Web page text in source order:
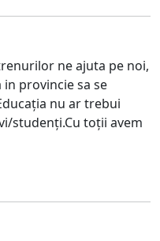
ne ajuta pe noi,
provincie sa se
nu ar trebui
studenți.Cu toții avem